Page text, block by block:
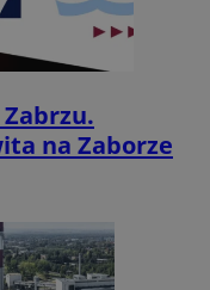
na Zaborze